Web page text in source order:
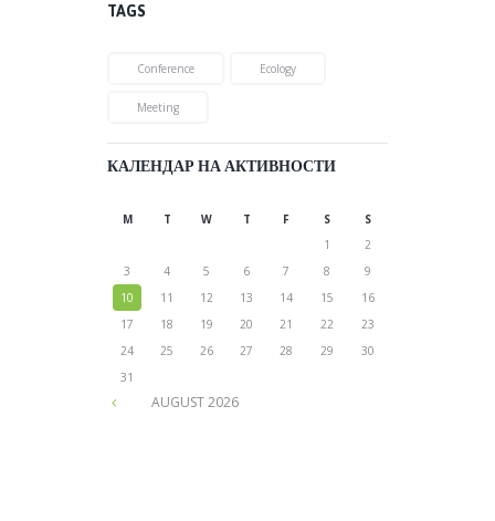
TAGS
Conference Ecology
Meeting
КАЛЕНДАР НА АКТИВНОСТИ
M T W T F S S
AUGUST2026
1
2
3
4 5 6 7 8
9
10
11 12 13 14 15
16
17
18 19 20 21 22
23
24
25 26 27 28 29
30
31